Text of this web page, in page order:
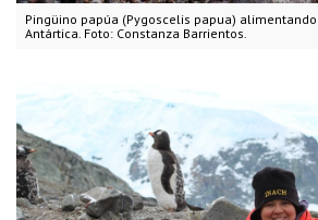
Pingüino papúa (Pygoscelis papua)
Antártica. Foto: Constanza Barrientos.